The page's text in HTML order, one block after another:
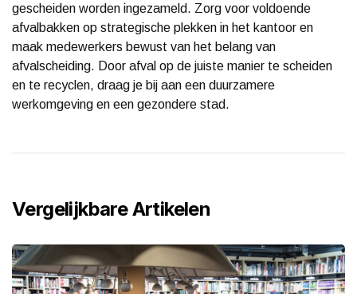
gescheiden worden ingezameld. Zorg voor voldoende
afvalbakken op strategische plekken in het kantoor en
maak medewerkers bewust van het belang van
afvalscheiding. Door afval op de juiste manier te scheiden
en te recyclen, draag je bij aan een duurzamere
werkomgeving en een gezondere stad.
Vergelijkbare Artikelen